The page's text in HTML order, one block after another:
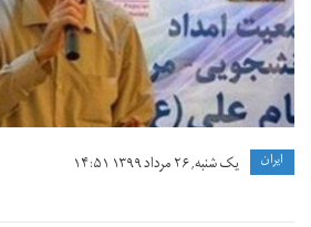
ايران یک شنبه, ۲۶ مرداد ۱۳۹۹ ۱۴:۵۱